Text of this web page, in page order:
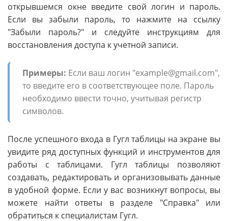
открывшемся окне введите свой логин и пароль.
Если вы забыли пароль, то нажмите на ссылку
"Забыли пароль?" и следуйте инструкциям для
восстановления доступа к учетной записи.
Примеры: Если ваш логин "example@gmail.com",
то введите его в соответствующее поле. Пароль
необходимо ввести точно, учитывая регистр
символов.
После успешного входа в Гугл таблицы на экране вы
увидите ряд доступных функций и инструментов для
работы с таблицами. Гугл таблицы позволяют
создавать, редактировать и организовывать данные
в удобной форме. Если у вас возникнут вопросы, вы
можете найти ответы в разделе "Справка" или
обратиться к специалистам Гугл.